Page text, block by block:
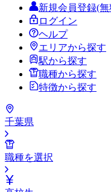
新規会員登録(無
ログイン
ヘルプ
エリアから探す
駅から探す
職種から探す
特徴から探す
千葉県
職種を選択